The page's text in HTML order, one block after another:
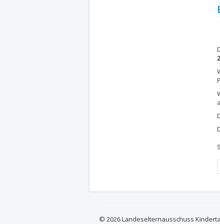
© 2026 Landeselternausschuss